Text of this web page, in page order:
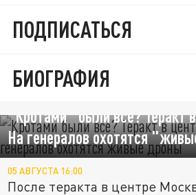
ПОДПИСАТЬСЯ
БИОГРАФИЯ
"Кротами" были все? Теракт
На генералов охотятся
05 АВГУСТА 16:00
После теракта в центре